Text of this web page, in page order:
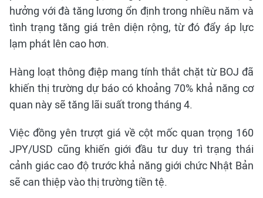
hưởng với đà tăng lương ổn định trong nhiều năm và
tình trạng tăng giá trên diện rộng, từ đó đẩy áp lực
lạm phát lên cao hơn.
Hàng loạt thông điệp mang tính thắt chặt từ BOJ đã
khiến thị trường dự báo có khoảng 70% khả năng cơ
quan này sẽ tăng lãi suất trong tháng 4.
Việc đồng yên trượt giá về cột mốc quan trọng 160
JPY/USD cũng khiến giới đầu tư duy trì trạng thái
cảnh giác cao độ trước khả năng giới chức Nhật Bản
sẽ can thiệp vào thị trường tiền tệ.